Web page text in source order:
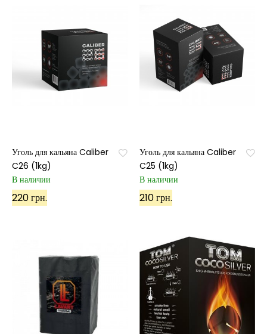
Уголь для кальяна Caliber
C26 (1kg)
В наличии
220 грн.
Уголь для кальяна Caliber
C25 (1kg)
В наличии
210 грн.